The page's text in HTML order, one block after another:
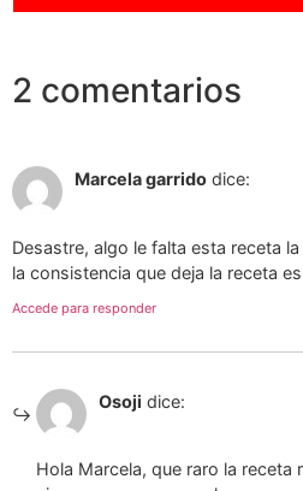
2 comentarios
Marcela garrido dice:
Desastre, algo le falta esta receta
la consistencia que deja la receta
Accede para responder
Osoji dice:
Hola Marcela, que raro la receta